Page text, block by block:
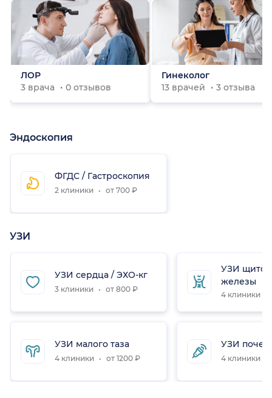
ЛОР
3 врача
0 отзывов
Гинеколог
13 врачей
3 отзыва
Эндоскопия
ФГДС / Гастроскопия
2 клиники от 700 ₽
УЗИ
УЗИ сердца / ЭХО-кг
3 клиники от 800 ₽
УЗИ малого таза
4 клиники от 1200 ₽
УЗИ
железы
4 клиники
УЗИ почек
4 клиники